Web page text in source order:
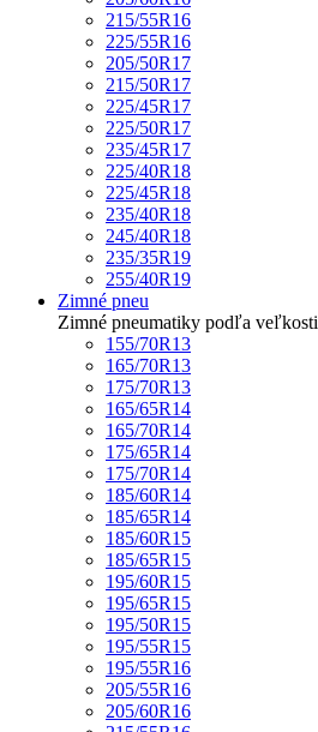
215/55R16
225/55R16
205/50R17
215/50R17
225/45R17
225/50R17
235/45R17
225/40R18
225/45R18
235/40R18
245/40R18
235/35R19
255/40R19
Zimné pneu
Zimné pneumatiky podľa veľkosti
155/70R13
165/70R13
175/70R13
165/65R14
165/70R14
175/65R14
175/70R14
185/60R14
185/65R14
185/60R15
185/65R15
195/60R15
195/65R15
195/50R15
195/55R15
195/55R16
205/55R16
205/60R16